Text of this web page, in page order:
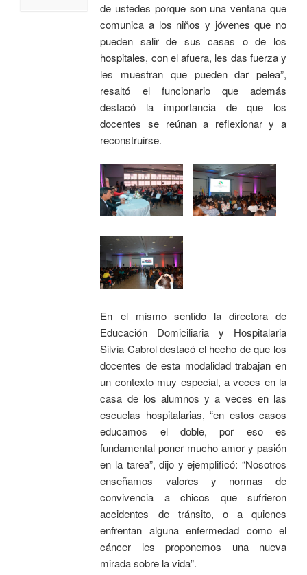
de ustedes porque son una ventana que
comunica a los niños y jóvenes que no
pueden salir de sus casas o de los
hospitales, con el afuera, les das fuerza y
les muestran que pueden dar pelea”,
resaltó el funcionario que además
destacó la importancia de que los
docentes se reúnan a reflexionar y a
reconstruirse.
En el mismo sentido la directora de
Educación Domiciliaria y Hospitalaria
Silvia Cabrol destacó el hecho de que los
docentes de esta modalidad trabajan en
un contexto muy especial, a veces en la
casa de los alumnos y a veces en las
escuelas hospitalarias, “en estos casos
educamos el doble, por eso es
fundamental poner mucho amor y pasión
en la tarea”, dijo y ejemplificó: “Nosotros
enseñamos valores y normas de
convivencia a chicos que sufrieron
accidentes de tránsito, o a quienes
enfrentan alguna enfermedad como el
cáncer les proponemos una nueva
mirada sobre la vida”.